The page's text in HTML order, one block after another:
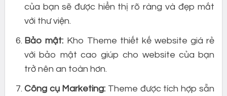
của bạn sẽ được hiển thị rõ ràng và đẹp mắt
với thư viện.
Bảo mật: Kho Theme thiết kế website giá rẻ
với bảo mật cao giúp cho website của bạn
trở nên an toàn hơn.
Công cụ Marketing: Theme được tích hợp sẵn